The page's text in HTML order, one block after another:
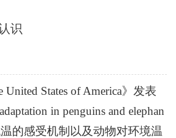
识
States of America》发表
in penguins and elephan
的感受机制以及动物对环境温